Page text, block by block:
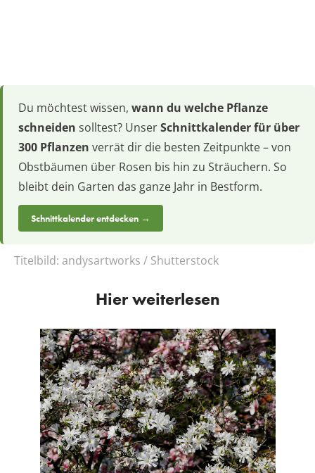
Du möchtest wissen, wann du welche Pflanze
schneiden solltest? UnserSchnittkalender für über
300 Pflanzen verrät dir die besten Zeitpunkte – von
Obstbäumen über Rosen bis hin zu Sträuchern. So
bleibt dein Garten das ganze Jahr in Bestform.
Schnittkalender entdecken →
Titelbild: andysartworks / Shutterstock
Hier weiterlesen